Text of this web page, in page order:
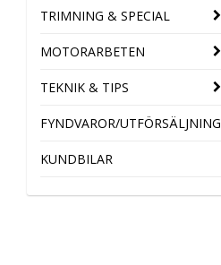
TRIMNING & SPECIAL
MOTORARBETEN
TEKNIK & TIPS
FYNDVAROR/UTFÖRSÄLJNING
KUNDBILAR